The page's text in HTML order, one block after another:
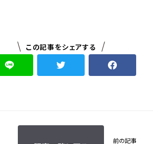
この記事をシェアする
前の記事